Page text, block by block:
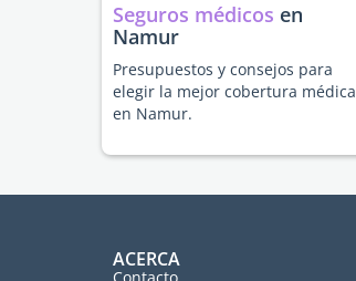
Seguros médicos en
Namur
Presupuestos y consejos para
elegir la mejor cobertura médica
en Namur.
ACERCA